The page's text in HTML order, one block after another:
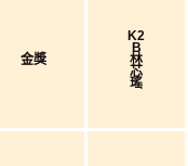
金獎
K2
B
林
芯
瑤